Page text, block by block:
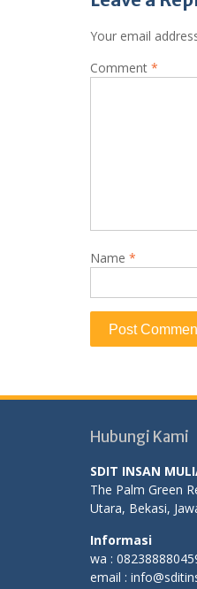
Your email
Comment *
Name *
Hubungi Kami
SDIT INSAN
The Palm Green
Utara, Bekasi,
Informasi
wa :
email :